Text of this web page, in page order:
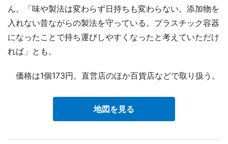
ん。「味や製法は変わらず日持ちも変わらない。添加物を
入れない昔ながらの製法を守っている。プラスチック容器
になったことで持ち運びしやすくなったと考えていただけ
れば」とも。
価格は1個173円。直営店のほか百貨店などで取り扱う。
地図を見る